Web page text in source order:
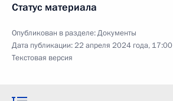
Статус материала
Опубликован в разделе:Документы
Дата публикации:22 апреля 2024 года, 17:00
Текстовая версия